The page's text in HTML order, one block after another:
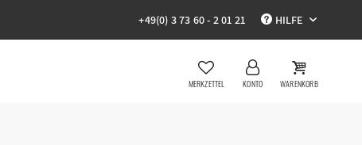
+49(0) 3 73 60 - 2 01 21 HILFE
MERKZETTEL KONTO WARENKORB